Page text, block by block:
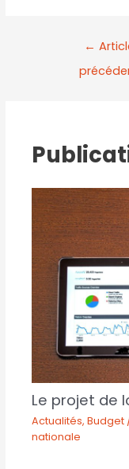
←
Le projet de
Actualités,Budget
nationale